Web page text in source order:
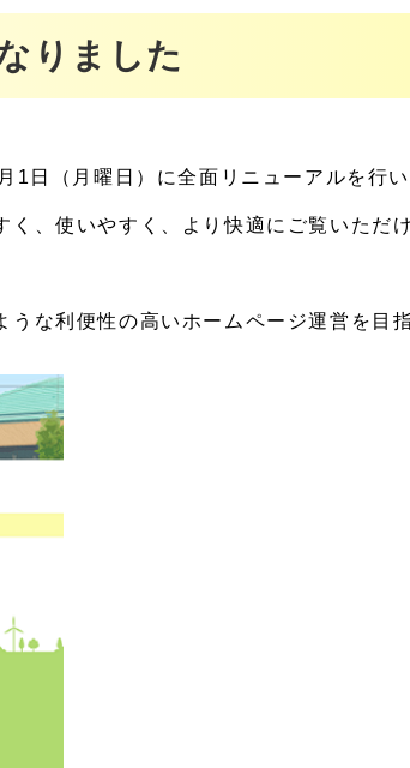
りました
1日（月曜日）に全面リニューアルを行い
、使いやすく、より快適にご覧いただ
な利便性の高いホームページ運営を目